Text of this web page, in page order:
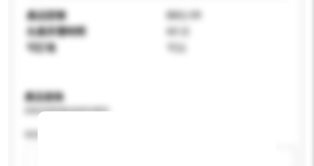
產品型號
BBQ-09
生產所需時間
60 日
可訂造
可以
產品規格
請提供您對產品的特定要求。